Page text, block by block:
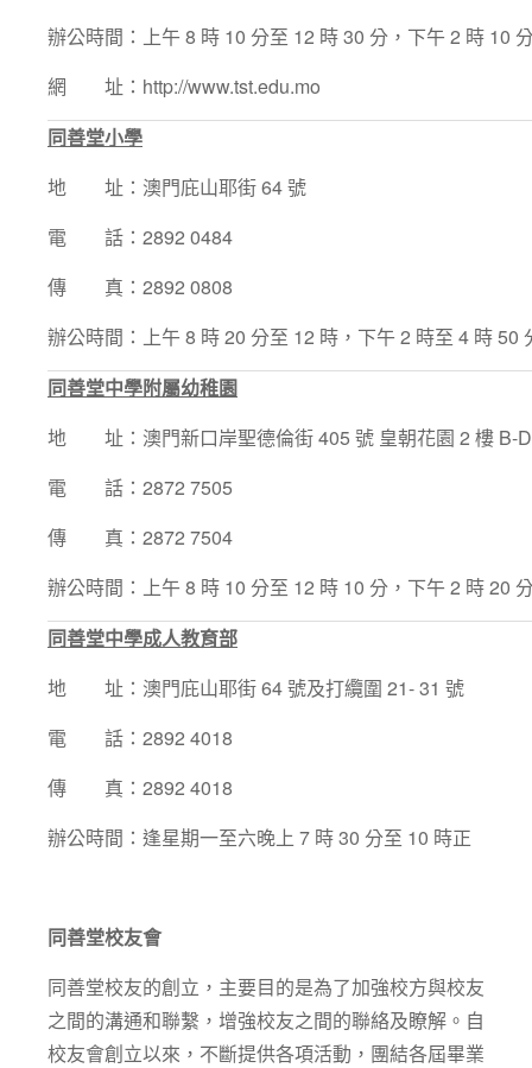
辦公時間：上午 8 時 10 分至 12 時 30 分，下午 2 時 10
網 址：http://www.tst.edu.mo
同善堂小學
地 址：澳門庇山耶街 64 號
電 話：2892 0484
傳 真：2892 0808
辦公時間：上午 8 時 20 分至 12 時，下午 2 時至 4 時 50
同善堂中學附屬幼稚園
地 址：澳門新口岸聖德倫街 405 號 皇朝花園 2 樓 B-
電 話：2872 7505
傳 真：2872 7504
辦公時間：上午 8 時 10 分至 12 時 10 分，下午 2 時 20
同善堂中學成人教育部
地 址：澳門庇山耶街 64 號及打纜圍 21- 31 號
電 話：2892 4018
傳 真：2892 4018
辦公時間：逢星期一至六晚上 7 時 30 分至 10 時正
同善堂校友會
同善堂校友的創立，主要目的是為了加強校方與校友
之間的溝通和聯繫，增強校友之間的聯絡及瞭解。自
校友會創立以來，不斷提供各項活動，團結各屆畢業